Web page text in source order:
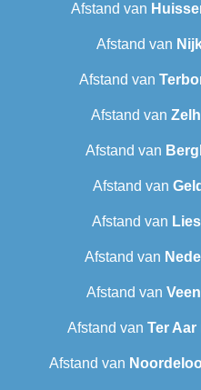
Afstand van
Afstand van
Afstand van
Afstand van
Afstand van
Afstand van
Afstand van
Afstand van
Afstand van Veen
Afstand van Ter Aar
Afstand van